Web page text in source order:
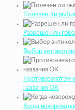
Полезен ли
Разрешен ли
Выбор
названия ОК
Когда